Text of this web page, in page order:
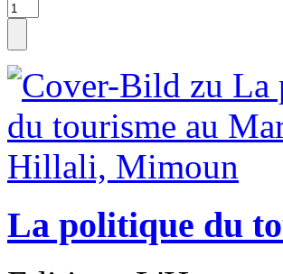
La politique du